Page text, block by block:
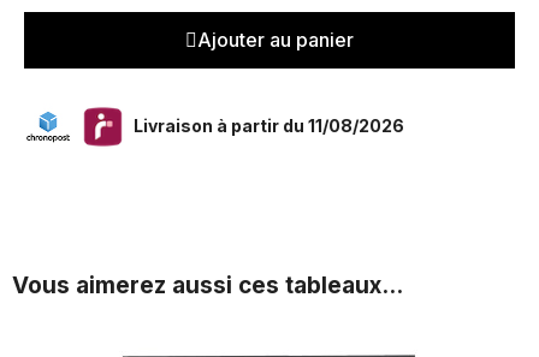
Ajouter au panier
Livraison à partir du 11/08/2026
Vous aimerez aussi ces tableaux...